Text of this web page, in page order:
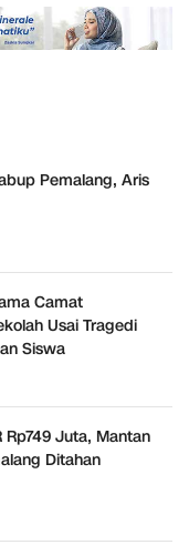
2026
Pemalang, Aris
Camat
Usai Tragedi
Siswa
Rp749 Juta, Mantan
Ditahan